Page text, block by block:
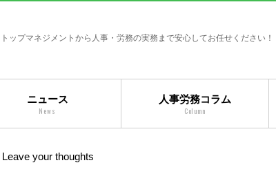
トップマネジメントから人事・労務の実務まで安心してお任せください！
ニュース
News
人事労務コラム
Column
Leave your thoughts